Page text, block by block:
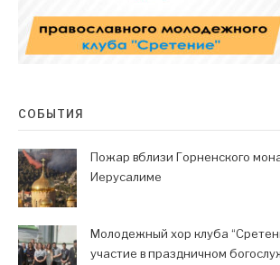
СОБЫТИЯ
Пожар вблизи Горненского
Иерусалиме
Молодежный хор клуба
участие в праздничном